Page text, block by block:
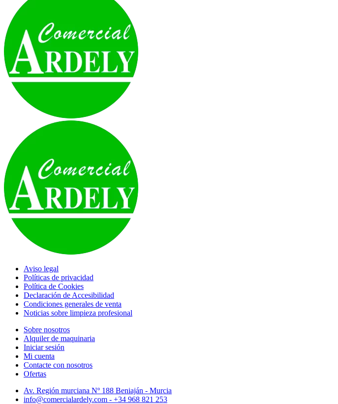
Aviso legal
Políticas de privacidad
Política de Cookies
Declaración de Accesibilidad
Condiciones generales de venta
Noticias sobre limpieza profesional
Sobre nosotros
Alquiler de maquinaria
Iniciar sesión
Mi cuenta
Contacte con nosotros
Ofertas
Av. Región murciana Nº 188 Beniaján - Murcia
info@comercialardely.com - +34 968 821 253